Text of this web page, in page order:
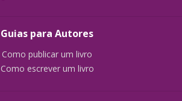
Guias para Autores
Como publicar um livro
Como escrever um livro